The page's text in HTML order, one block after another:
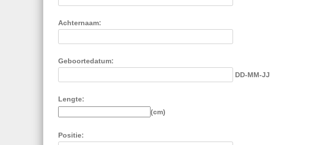
Achternaam:
Geboortedatum:
DD-MM-JJ
Lengte:
(cm)
Positie: